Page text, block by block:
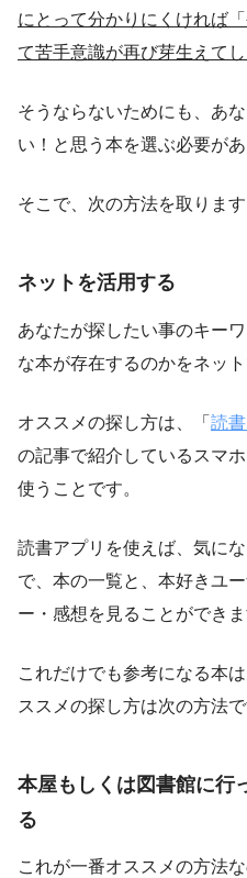
にとって分かりにくければ
て苦手意識が再び芽生えて
そうならないためにも、あ
い！と思う本を選ぶ必要があ
そこで、次の方法を取ります
ネットを活用する
あなたが探したい事のキー
な本が存在するのかをネッ
オススメの探し方は、「 読
の記事で紹介しているスマ
使うことです。
読書アプリを使えば、気に
で、本の一覧と、本好きユ
ー・感想を見ることができま
これだけでも参考になる本
ススメの探し方は次の方法で
本屋もしくは図書館に行
る
これが一番オススメの方法